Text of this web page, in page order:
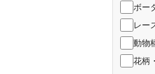
ボー
レー
動物
花柄